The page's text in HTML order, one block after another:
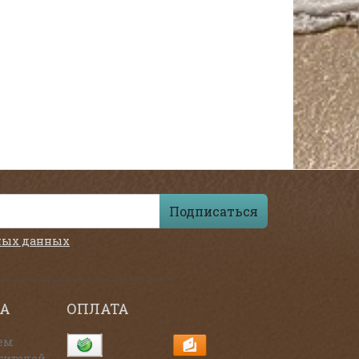
Подписаться
данных
ОПЛАТА